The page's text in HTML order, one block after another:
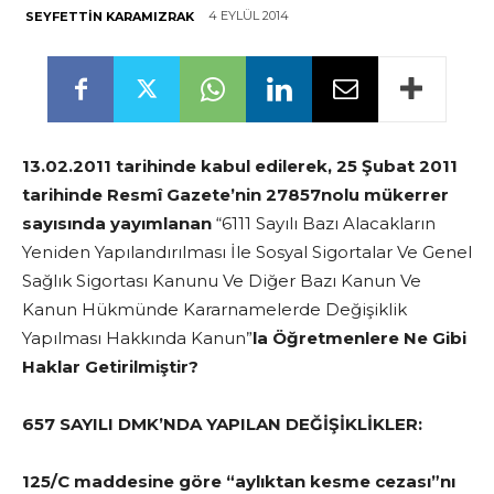
SEYFETTIN KARAMIZRAK 4 EYLÜL 2014
13.02.2011 tarihinde kabul edilerek, 25 Şubat 2011
tarihinde Resmî Gazete’nin 27857nolu mükerrer
sayısında yayımlanan “6111 Sayılı Bazı Alacakların
Yeniden Yapılandırılması İle Sosyal Sigortalar Ve Genel
Sağlık Sigortası Kanunu Ve Diğer Bazı Kanun Ve
Kanun Hükmünde Kararnamelerde Değişiklik
Yapılması Hakkında Kanun”la Öğretmenlere Ne Gibi
Haklar Getirilmiştir?
657 SAYILI DMK’NDA YAPILAN DEĞİŞİKLİKLER:
125/C maddesine göre “aylıktan kesme cezası”nı